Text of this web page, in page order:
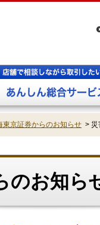
東京証券からのお知らせ >
のお知ら